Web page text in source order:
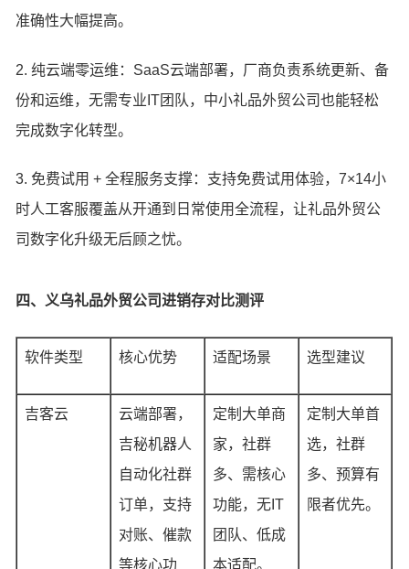
准确性大幅提高。
2. 纯云端零运维：SaaS云端部署，厂商负责系统更新、备
份和运维，无需专业IT团队，中小礼品外贸公司也能轻松
完成数字化转型。
3. 免费试用 + 全程服务支撑：支持免费试用体验，7×14小
时人工客服覆盖从开通到日常使用全流程，让礼品外贸公
司数字化升级无后顾之忧。
四、义乌礼品外贸公司进销存对比测评
软件类型 核心优势 适配场景 选型建议
吉客云
云端部署，
吉秘机器人
自动化社群
订单，支持
对账、催款
等核心功
定制大单商
家，社群
多、需核心
功能，无IT
团队、低成
本适配。
定制大单首
选，社群
多、预算有
限者优先。